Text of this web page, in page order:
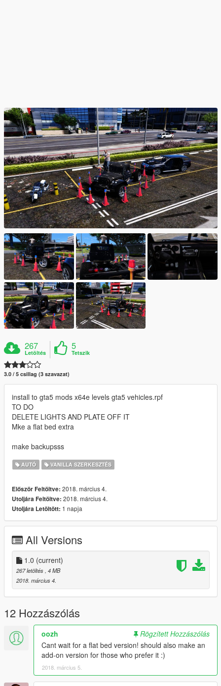
267
Letöltés
5
Tetszik
3.0 / 5 csillag (3 szavazat)
install to gta5 mods x64e levels gta5 vehicles.rpf
TO DO
DELETE LIGHTS AND PLATE OFF IT
Mke a flat bed extra
make backupsss
AUTÓ VANILLA SZERKESZTÉS
Először Feltöltve: 2018. március 4.
Utoljára Feltöltve: 2018. március 4.
Utoljára Letöltött: 1 napja
All Versions
1.0 (current)
267 letöltés , 4 MB
2018. március 4.
12 Hozzászólás
oozh
Rögzített Hozzászólás
Cant wait for a flat bed version! should also make an
add-on version for those who prefer it :)
2018. március 5.